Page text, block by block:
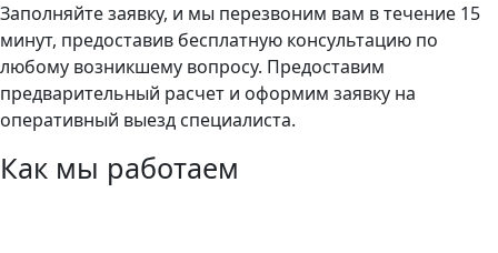
Заполняйте заявку, и мы перезвоним вам в течение 15
минут, предоставив бесплатную консультацию по
любому возникшему вопросу. Предоставим
предварительный расчет и оформим заявку на
оперативный выезд специалиста.
Как мы работаем